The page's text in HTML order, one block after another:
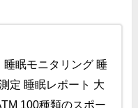
睡眠モニタリング 睡
定 睡眠レポート 大
100種類のスポー